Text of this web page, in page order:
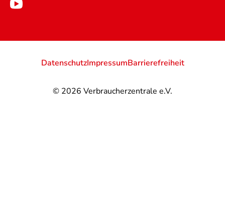
© 2026 Verbraucherzentrale e.V.
DatenschutzImpressumBarrierefreiheit